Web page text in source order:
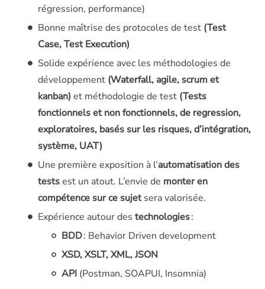
régression, performance)
Bonne maîtrise des protocoles de test (Test
Case, Test Execution)
Solide expérience avec les méthodologies de
développement (Waterfall, agile, scrum et
kanban) et méthodologie de test (Tests
fonctionnels et non fonctionnels, de regression,
exploratoires, basés sur les risques, d’intégration,
système, UAT)
Une première exposition à l’automatisation des
testsest un atout. L’envie de monter en
compétence sur ce sujetsera valorisée.
Expérience autour des technologies:
BDD: Behavior Driven development
XSD, XSLT, XML, JSON
API (Postman, SOAPUI, Insomnia)